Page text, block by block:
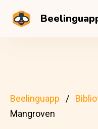
Beelinguapp
Mangroven